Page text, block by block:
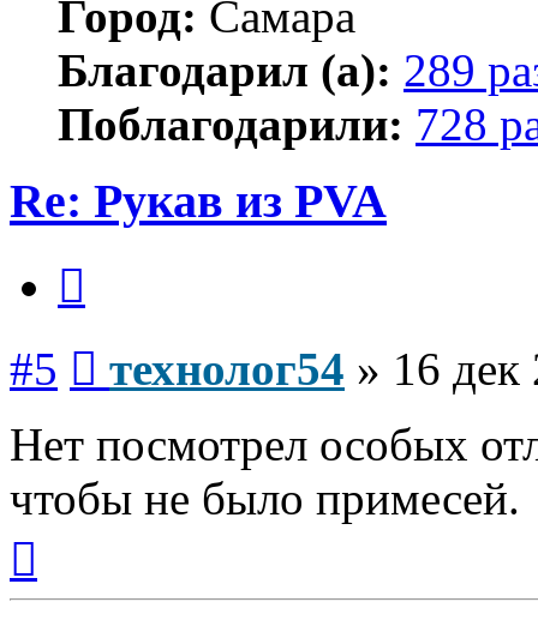
Город: Самара
Благодарил (а): 289
Поблагодарили: 728
Re: Рукав из PVA
#5 технолог54 » 16 дек
Нет посмотрел особых
чтобы не было примесей.
началу